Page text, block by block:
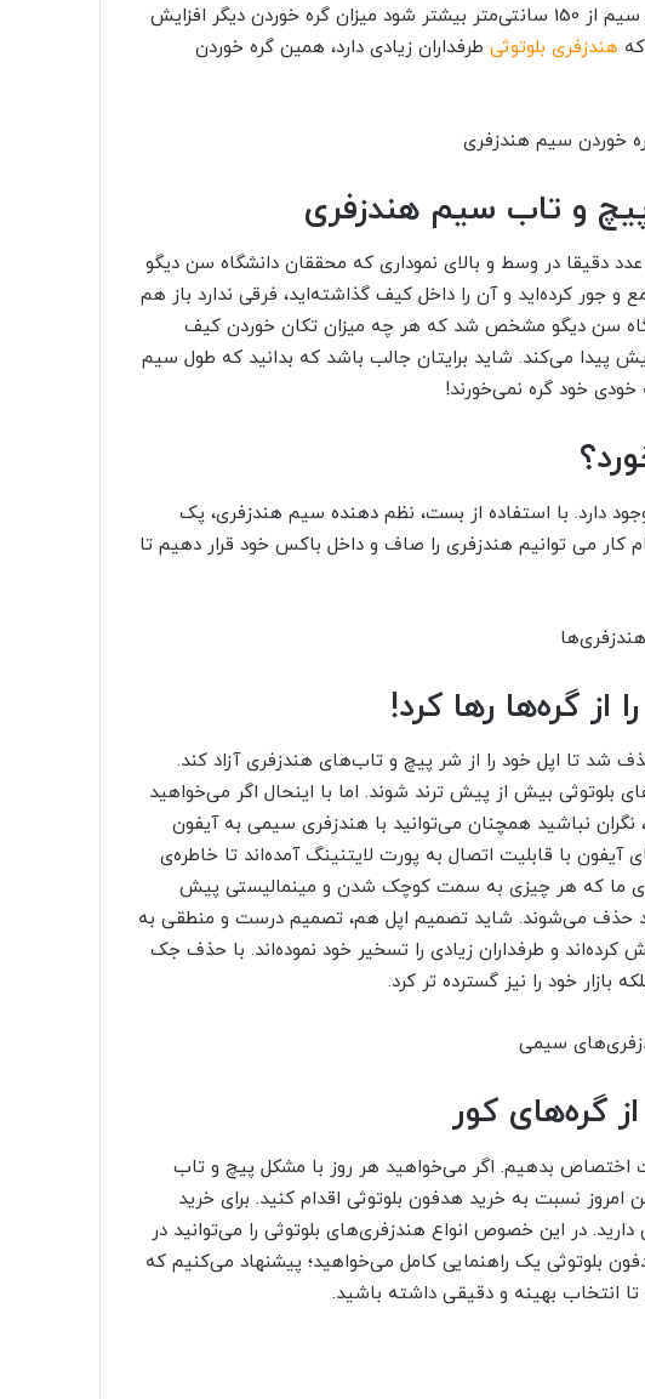
نکته‌ی مهم در این تحقیقات این بود که اگر طول سیم از 150 سانتی‌متر بیشتر شود میزان گره خوردن دیگر افزایش
هندزفری بلوتوثی طرفداران زیادی دارد، همین گره خوردن
و تاب سیم هندزفری
است. این عدد دقیقا در وسط و بالای نموداری که محققان دانشگاه سن دیگو
و جور کرده‌اید و آن را داخل کیف گذاشته‌اید، فرقی ندارد باز هم
سن دیگو مشخص شد که هر چه میزان تکان خوردن کیف
پیدا می‌کند. شاید برایتان جالب باشد که بدانید که طول سیم
دارد. با استفاده از بست، نظم دهنده سیم هندزفری، پک
کار می توانیم هندزفری را صاف و داخل باکس خود قرار دهیم تا
از گره‌ها رها کرد!
هندزفری از آیفون 7 به بعد حذف شد تا اپل خود را از شر پیچ و تاب‌های هندزفری آزاد کند.
بلوتوثی بیش از پیش ترند شوند. اما با اینحال اگر می‌خواهید
نباشید همچنان می‌توانید با هندزفری سیمی به آیفون
با قابلیت اتصال به پورت لایتنینگ آمده‌اند تا خاطره‌ی
در دنیای ما که هر چیزی به سمت کوچک شدن و مینمالیستی پیش
حذف می‌شوند. شاید تصمیم اپل هم، تصمیم درست و منطقی به
کرده‌اند و طرفداران زیادی را تسخیر خود نموده‌اند. با حذف جک
گره‌های کور
اختصاص بدهیم. اگر می‌خواهید هر روز با مشکل پیچ و تاب
نسبت به خرید هدفون بلوتوثی اقدام کنید. برای خرید
در این خصوص انواع هندزفری‌های بلوتوثی را می‌توانید در
بلوتوثی یک راهنمایی کامل می‌خواهید؛ پیشنهاد می‌کنیم که
تا انتخاب بهینه و دقیقی داشته باشید.